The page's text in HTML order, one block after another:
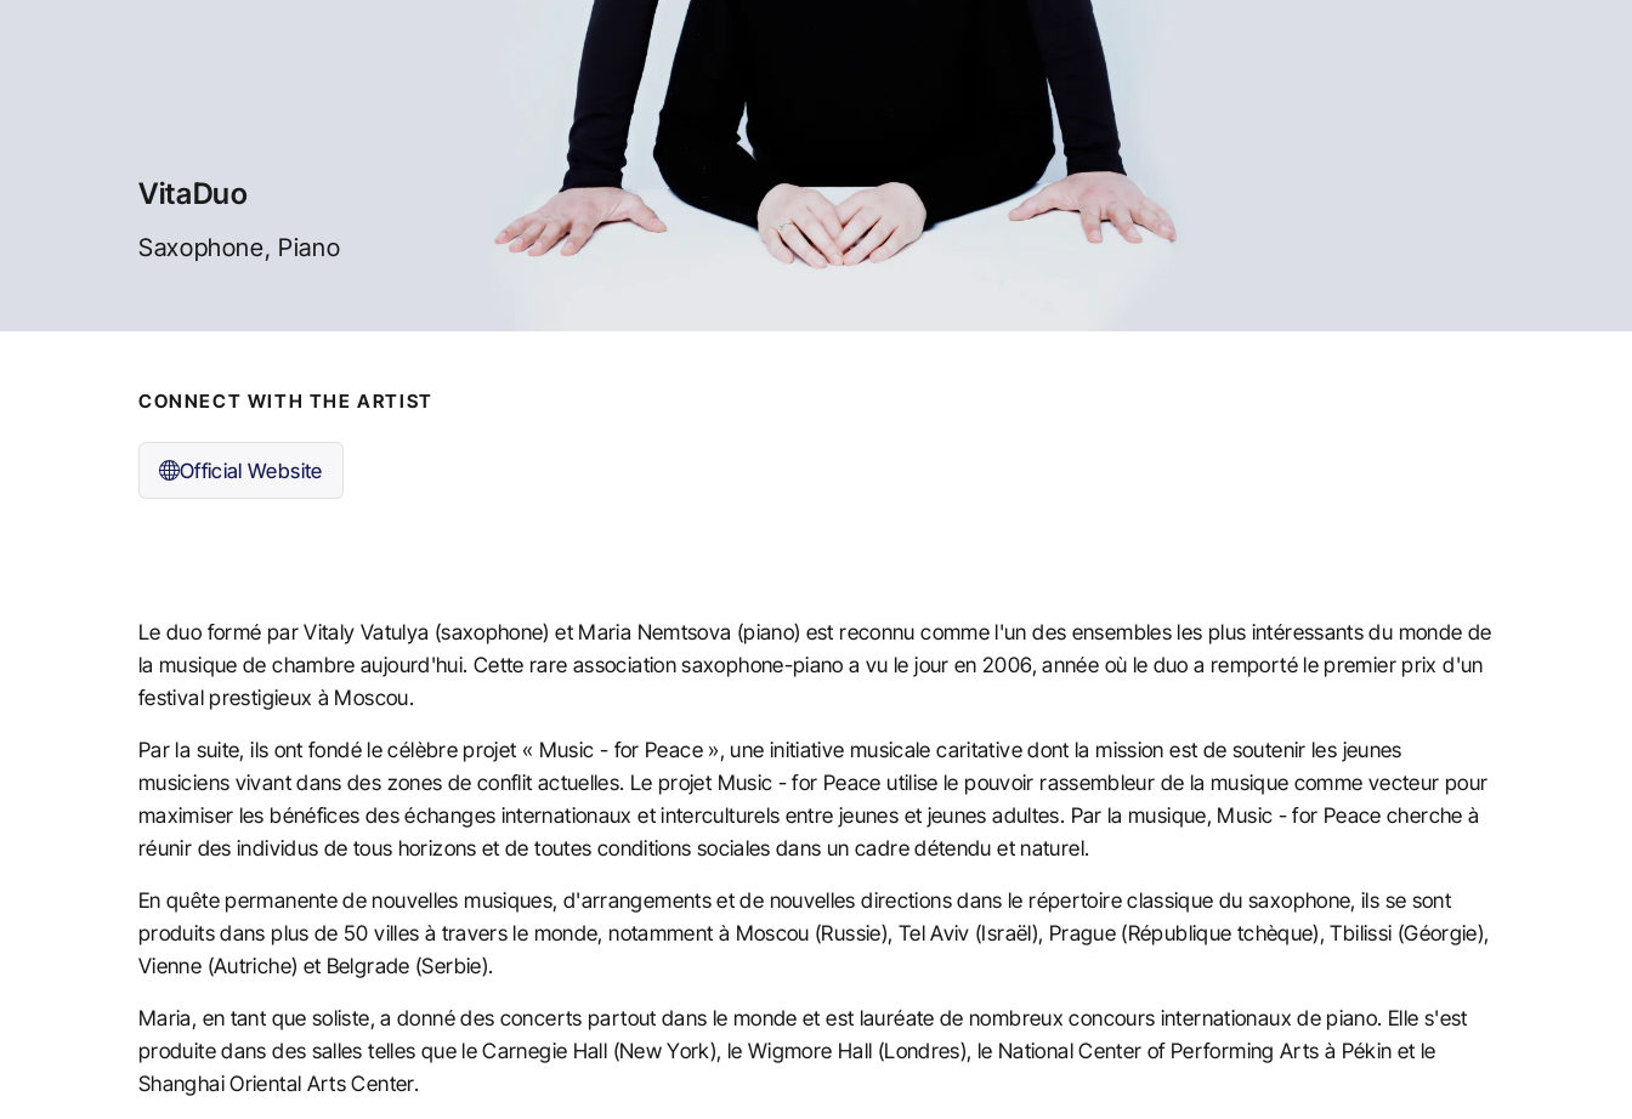
VitaDuo
Saxophone, Piano
CONNECT WITH THE ARTIST
Official Website
Le duo formé par Vitaly Vatulya (saxophone) et Maria Nemtsova (piano) est reconnu comme l'un des ensembles les plus intéressants du monde de
la musique de chambre aujourd'hui. Cette rare association saxophone-piano a vu le jour en 2006, année où le duo a remporté le premier prix d'un
festival prestigieux à Moscou.
Par la suite, ils ont fondé le célèbre projet « Music - for Peace », une initiative musicale caritative dont la mission est de soutenir les jeunes
musiciens vivant dans des zones de conflit actuelles. Le projet Music - for Peace utilise le pouvoir rassembleur de la musique comme vecteur pour
maximiser les bénéfices des échanges internationaux et interculturels entre jeunes et jeunes adultes. Par la musique, Music - for Peace cherche à
réunir des individus de tous horizons et de toutes conditions sociales dans un cadre détendu et naturel.
En quête permanente de nouvelles musiques, d'arrangements et de nouvelles directions dans le répertoire classique du saxophone, ils se sont
produits dans plus de 50 villes à travers le monde, notamment à Moscou (Russie), Tel Aviv (Israël), Prague (République tchèque), Tbilissi (Géorgie),
Vienne (Autriche) et Belgrade (Serbie).
Maria, en tant que soliste, a donné des concerts partout dans le monde et est lauréate de nombreux concours internationaux de piano. Elle s'est
produite dans des salles telles que le Carnegie Hall (New York), le Wigmore Hall (Londres), le National Center of Performing Arts à Pékin et le
Shanghai Oriental Arts Center.